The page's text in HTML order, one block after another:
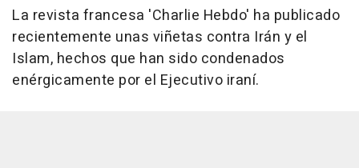
La revista francesa 'Charlie Hebdo' ha publicado
recientemente unas viñetas contra Irán y el
Islam, hechos que han sido condenados
enérgicamente por el Ejecutivo iraní.